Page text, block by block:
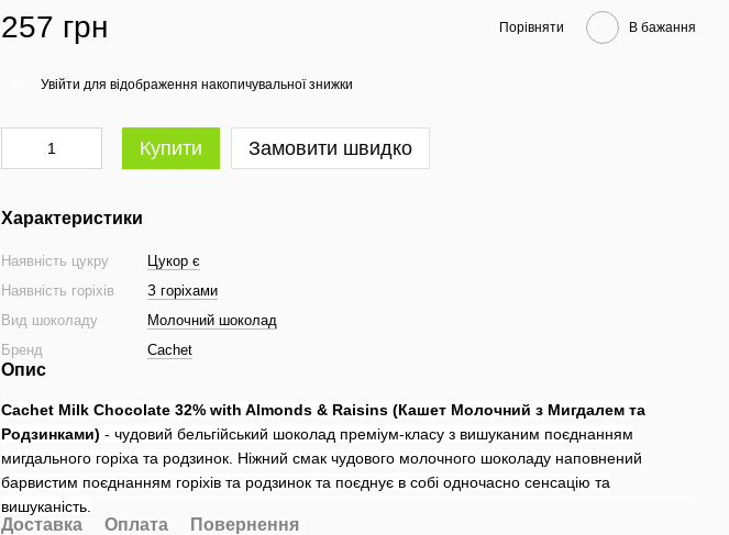
257 грн Порівняти В бажання
Увійти для відображення накопичувальної знижки
Купити Замовити швидко
Характеристики
Наявність цукру
Цукор є
Наявність горіхів
З горіхами
Вид шоколаду
Молочний шоколад
Бренд
Cachet
Опис
Cachet Milk Chocolate 32% with Almonds & Raisins (Кашет Молочний з Мигдалем та
Родзинками) - чудовий бельгійський шоколад преміум-класу з вишуканим поєднанням
мигдального горіха та родзинок. Ніжний смак чудового молочного шоколаду наповнений
барвистим поєднанням горіхів та родзинок та поєднує в собі одночасно сенсацію та
вишуканість.
Доставка Оплата Повернення